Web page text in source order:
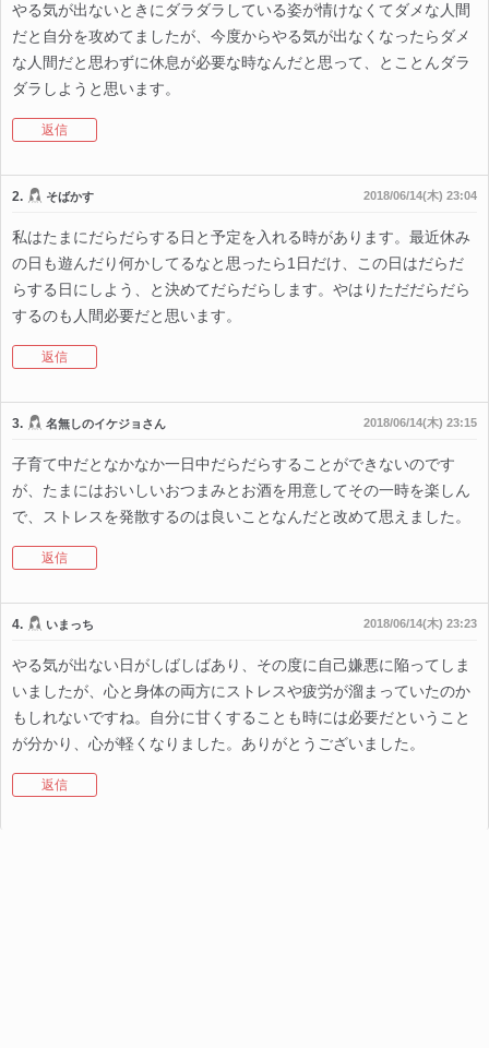
やる気が出ないときにダラダラしている姿が情けなくてダメな人間
だと自分を攻めてましたが、今度からやる気が出なくなったらダメ
な人間だと思わずに休息が必要な時なんだと思って、とことんダラ
ダラしようと思います。
返信
2. そばかす 2018/06/14(木) 23:04
私はたまにだらだらする日と予定を入れる時があります。最近休み
の日も遊んだり何かしてるなと思ったら1日だけ、この日はだらだ
らする日にしよう、と決めてだらだらします。やはりただだらだら
するのも人間必要だと思います。
返信
3. 名無しのイケジョさん 2018/06/14(木) 23:15
子育て中だとなかなか一日中だらだらすることができないのです
が、たまにはおいしいおつまみとお酒を用意してその一時を楽しん
で、ストレスを発散するのは良いことなんだと改めて思えました。
返信
4. いまっち 2018/06/14(木) 23:23
やる気が出ない日がしばしばあり、その度に自己嫌悪に陥ってしま
いましたが、心と身体の両方にストレスや疲労が溜まっていたのか
もしれないですね。自分に甘くすることも時には必要だということ
が分かり、心が軽くなりました。ありがとうございました。
返信